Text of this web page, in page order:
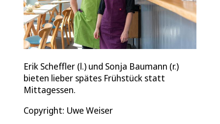
Erik Scheffler (l.) und Sonja Baumann (r.)
bieten lieber spätes Frühstück statt
Mittagessen.
Copyright: Uwe Weiser